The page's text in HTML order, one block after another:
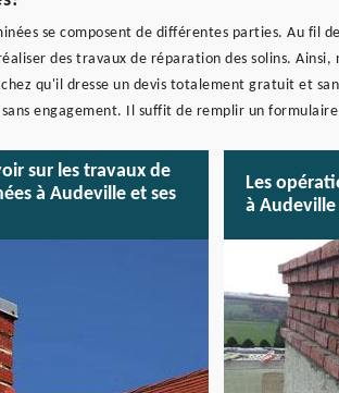
se composent de différentes parties. Au fil
des travaux de réparation des solins. Ainsi,
qu'il dresse un devis totalement gratuit et
engagement. Il suffit de remplir un
sur les travaux de
à Audeville et ses
Les
à